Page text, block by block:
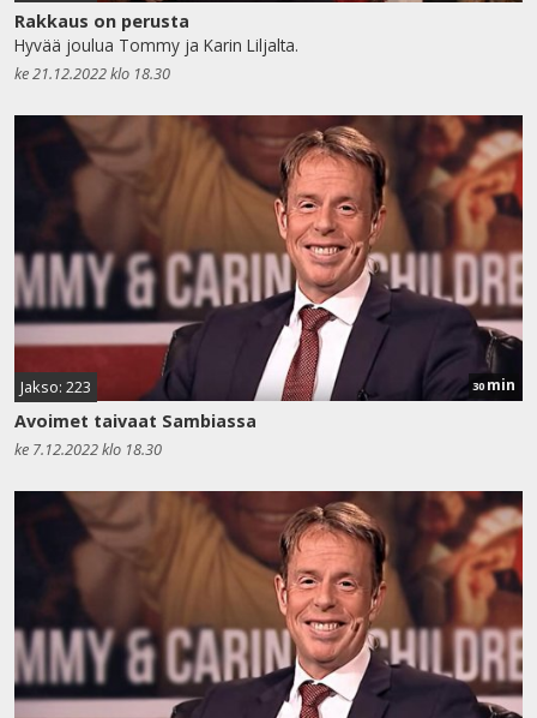
Rakkaus on perusta
Hyvää joulua Tommy ja Karin Liljalta.
ke 21.12.2022 klo 18.30
Jakso: 223 30min
Avoimet taivaat Sambiassa
ke 7.12.2022 klo 18.30